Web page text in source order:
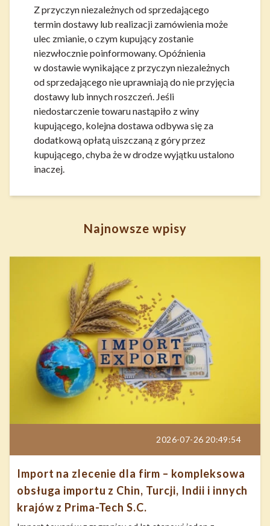
Z przyczyn niezależnych od sprzedającego
termin dostawy lub realizacji zamówienia może
ulec zmianie, o czym kupujący zostanie
niezwłocznie poinformowany. Opóźnienia
w dostawie wynikające z przyczyn niezależnych
od sprzedającego nie uprawniają do nie przyjęcia
dostawy lub innych roszczeń. Jeśli
niedostarczenie towaru nastąpiło z winy
kupującego, kolejna dostawa odbywa się za
dodatkową opłatą uiszczaną z góry przez
kupującego, chyba że w drodze wyjątku ustalono
inaczej.
Najnowsze wpisy
2026-07-26 20:49:54
Import na zlecenie dla firm – kompleksowa
obsługa importu z Chin, Turcji, Indii i innych
krajów z Prima-Tech S.C.